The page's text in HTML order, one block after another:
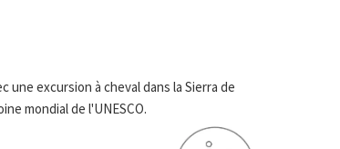
excursion à cheval dans la Sierra de
mondial de l'UNESCO.